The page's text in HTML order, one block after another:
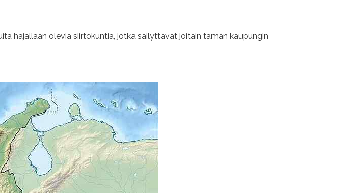
hajallaan olevia siirtokuntia, jotka säilyttävät joitain tämän kaupungin